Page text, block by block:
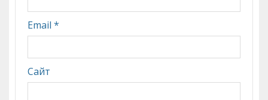
Email *
Сайт